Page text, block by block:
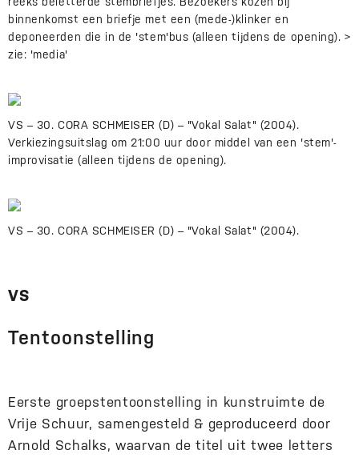
binnenkomst een briefje met een (mede-)klinker en
deponeerden die in de 'stem'bus (alleen tijdens de opening). >
zie: 'media'
VS – 30. CORA SCHMEISER (D) – "Vokal Salat" (2004).
Verkiezingsuitslag om 21:00 uur door middel van een 'stem'-
improvisatie (alleen tijdens de opening).
VS – 30. CORA SCHMEISER (D) – "Vokal Salat" (2004).
VS
Tentoonstelling
Eerste groepstentoonstelling in kunstruimte de
Vrije Schuur, samengesteld & geproduceerd door
Arnold Schalks, waarvan de titel uit twee letters